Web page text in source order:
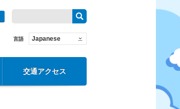
言語 Japanese
交通アクセス